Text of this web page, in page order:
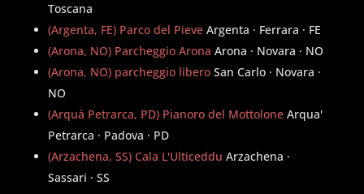
Toscana
(Argenta, FE) Parco del Pieve Argenta · Ferrara · FE
(Arona, NO) Parcheggio Arona Arona · Novara · NO
(Arona, NO) parcheggio libero San Carlo · Novara ·
NO
(Arquà Petrarca, PD) Pianoro del Mottolone Arqua'
Petrarca · Padova · PD
(Arzachena, SS) Cala L'Ulticeddu Arzachena ·
Sassari · SS